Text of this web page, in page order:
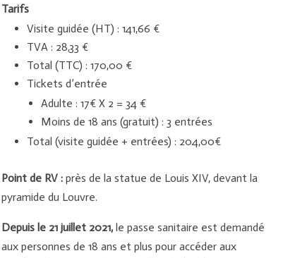
Tarifs
Visite guidée (HT) : 141,66 €
TVA : 28,33 €
Total (TTC) : 170,00 €
Tickets d’entrée
Adulte : 17€ X 2 = 34 €
Moins de 18 ans (gratuit) : 3 entrées
Total (visite guidée + entrées) : 204,00€
Point de RV : près de la statue de Louis XIV, devant la
pyramide du Louvre.
Depuis le 21 juillet 2021, le passe sanitaire est demandé
aux personnes de 18 ans et plus pour accéder aux